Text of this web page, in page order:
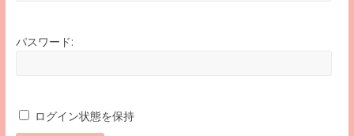
パスワード:
ログイン状態を保持